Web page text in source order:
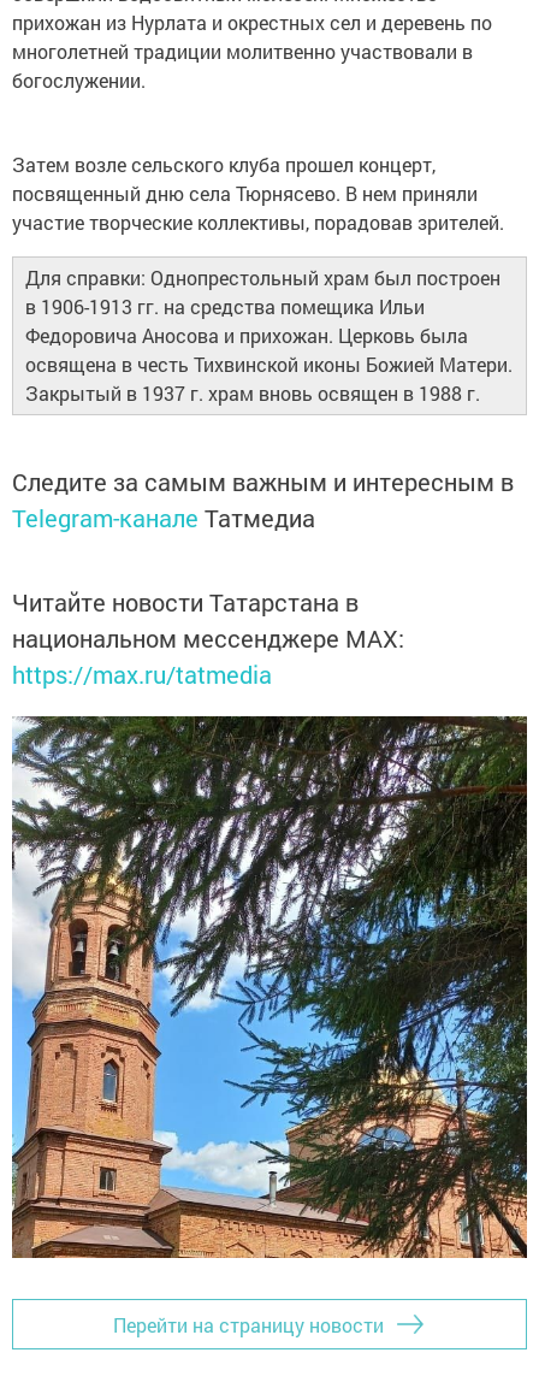
прихожан из Нурлата и окрестных сел и деревень по
многолетней традиции молитвенно участвовали в
богослужении.
Затем возле сельского клуба прошел концерт,
посвященный дню села Тюрнясево. В нем приняли
участие творческие коллективы, порадовав зрителей.
Для справки: Однопрестольный храм был построен
в 1906-1913 гг. на средства помещика Ильи
Федоровича Аносова и прихожан. Церковь была
освящена в честь Тихвинской иконы Божией Матери.
Закрытый в 1937 г. храм вновь освящен в 1988 г.
Следите за самым важным и интересным в
Telegram-канале Татмедиа
Читайте новости Татарстана в
национальном мессенджере MАХ:
https://max.ru/tatmedia
Перейти на страницу новости